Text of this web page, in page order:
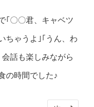
｢〇〇君、キャベツ
ちゃうよ｣｢うん、わ
話も楽しみながら
の時間でした♪